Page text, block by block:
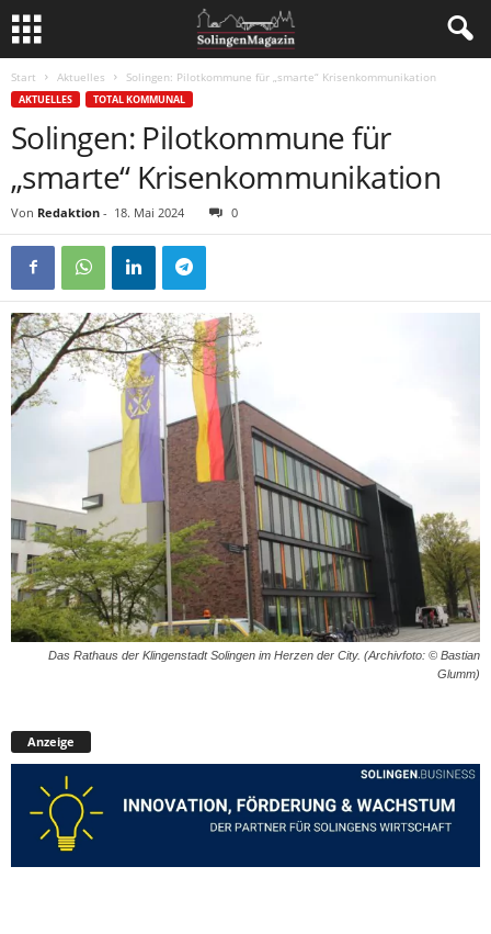
Start Aktuelles Solingen: Pilotkommune für „smarte“ Krisenkommunikation
AKTUELLES TOTAL KOMMUNAL
Solingen: Pilotkommune für
„smarte“ Krisenkommunikation
Von Redaktion - 18. Mai 2024 0
Das Rathaus der Klingenstadt Solingen im Herzen der City. (Archivfoto: © Bastian
Glumm)
Anzeige